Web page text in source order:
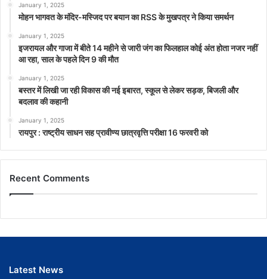
January 1, 2025
मोहन भागवत के मंदिर-मस्जिद पर बयान का RSS के मुखपत्र ने किया समर्थन
January 1, 2025
इजरायल और गाजा में बीते 14 महीने से जारी जंग का फिलहाल कोई अंत होता नजर नहीं
आ रहा, साल के पहले दिन 9 की मौत
January 1, 2025
बस्तर में लिखी जा रही विकास की नई इबारत, स्कूल से लेकर सड़क, बिजली और
बदलाव की कहानी
January 1, 2025
रायपुर : राष्ट्रीय साधन सह प्रावीण्य छात्रवृत्ति परीक्षा 16 फरवरी को
Recent Comments
Latest News